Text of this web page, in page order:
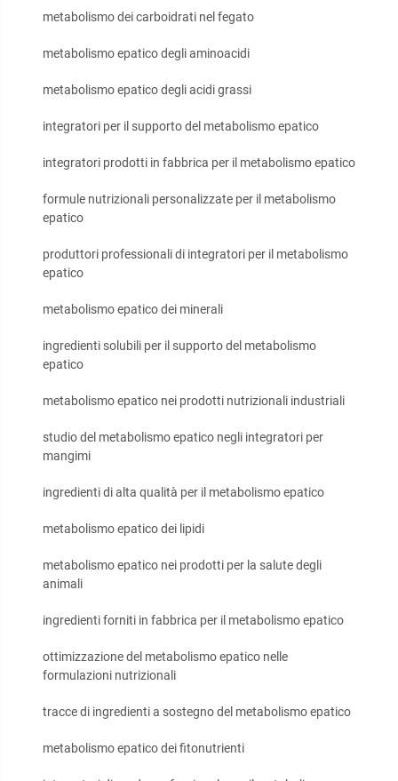
metabolismo dei carboidrati nel fegato
metabolismo epatico degli aminoacidi
metabolismo epatico degli acidi grassi
integratori per il supporto del metabolismo epatico
integratori prodotti in fabbrica per il metabolismo epatico
formule nutrizionali personalizzate per il metabolismo
epatico
produttori professionali di integratori per il metabolismo
epatico
metabolismo epatico dei minerali
ingredienti solubili per il supporto del metabolismo
epatico
metabolismo epatico nei prodotti nutrizionali industriali
studio del metabolismo epatico negli integratori per
mangimi
ingredienti di alta qualità per il metabolismo epatico
metabolismo epatico dei lipidi
metabolismo epatico nei prodotti per la salute degli
animali
ingredienti forniti in fabbrica per il metabolismo epatico
ottimizzazione del metabolismo epatico nelle
formulazioni nutrizionali
tracce di ingredienti a sostegno del metabolismo epatico
metabolismo epatico dei fitonutrienti